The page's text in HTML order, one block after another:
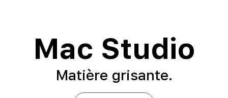
Mac Studio
Matière grisante.